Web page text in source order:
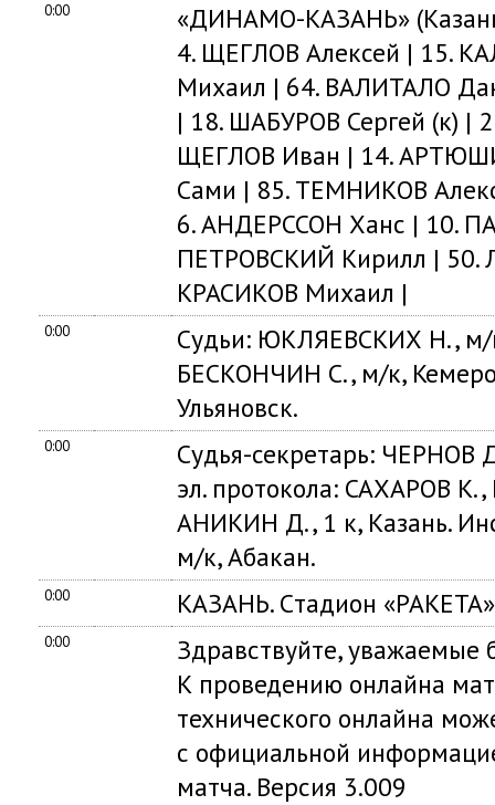
0:00
«ДИНАМО-КАЗАНЬ»
4. ЩЕГЛОВ Алексей | 15.
Михаил | 64. ВАЛИТАЛО
| 18. ШАБУРОВ Сергей (к) |
ЩЕГЛОВ Иван | 14.
Сами | 85. ТЕМНИКОВ
6. АНДЕРССОН Ханс | 10.
ПЕТРОВСКИЙ Кирилл |
КРАСИКОВ Михаил |
0:00
Судьи: ЮКЛЯЕВСКИХ Н., м/
БЕСКОНЧИН С., м/к,
Ульяновск.
0:00
Судья-секретарь: ЧЕРНОВ
эл. протокола: САХАРОВ К.,
АНИКИН Д., 1 к, Казань.
м/к, Абакан.
0:00 КАЗАНЬ. Cтадион
0:00
Здравствуйте, уважаемые
К проведению онлайна
технического онлайна
с официальной
матча. Версия 3.009